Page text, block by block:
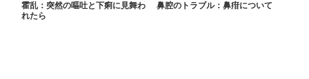
霍乱：突然の嘔吐と下痢に見舞わ
れたら
鼻腔のトラブル：鼻疳について